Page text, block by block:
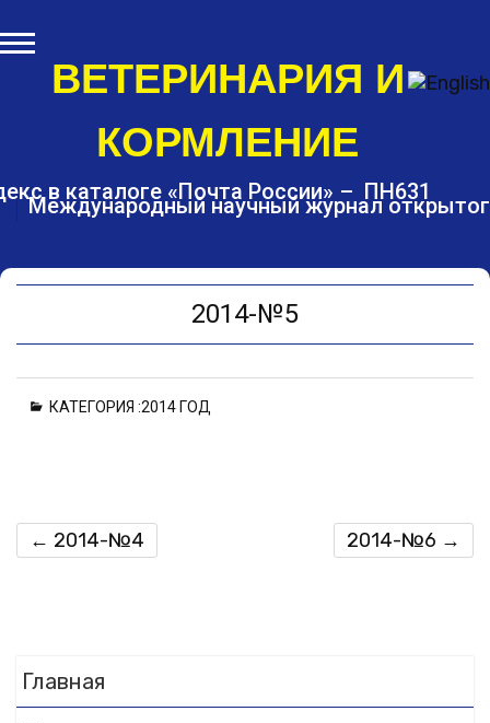
k
i
n
n
ВЕТЕРИНАРИЯ И
КОРМЛЕНИЕ
Международный научный журнал
в каталоге «Почта России» – ПН631
2014-№5
КАТЕГОРИЯ :2014 ГОД
← 2014-№4 2014-№6 →
Главная